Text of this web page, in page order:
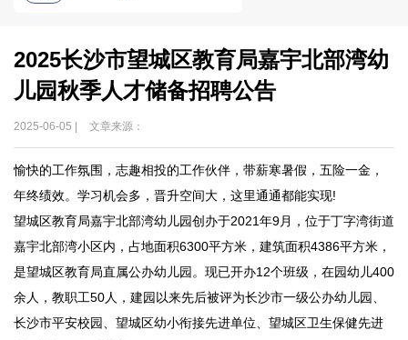
2025长沙市望城区教育局嘉宇北部湾幼
儿园秋季人才储备招聘公告
2025-06-05 | 文章来源：
愉快的工作氛围，志趣相投的工作伙伴，带薪寒暑假，五险一金，
年终绩效。学习机会多，晋升空间大，这里通通都能实现!
望城区教育局嘉宇北部湾幼儿园创办于2021年9月，位于丁字湾街道
嘉宇北部湾小区内，占地面积6300平方米，建筑面积4386平方米，
是望城区教育局直属公办幼儿园。现已开办12个班级，在园幼儿400
余人，教职工50人，建园以来先后被评为长沙市一级公办幼儿园、
长沙市平安校园、望城区幼小衔接先进单位、望城区卫生保健先进